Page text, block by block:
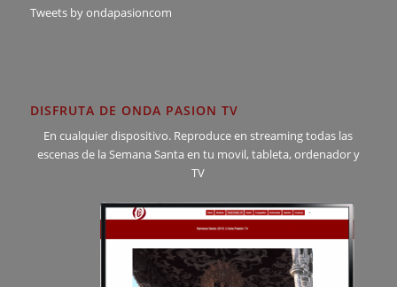
Tweets by ondapasioncom
DISFRUTA DE ONDA PASION TV
En cualquier dispositivo. Reproduce en streaming todas las
escenas de la Semana Santa en tu movil, tableta, ordenador y
TV